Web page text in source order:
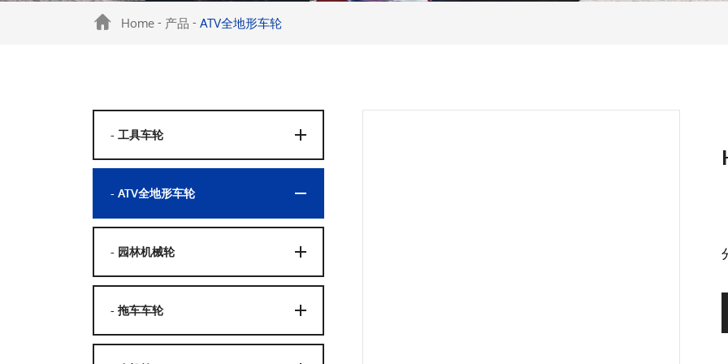
Home - 产品 - ATV全地形车轮
- 工具车轮
- ATV全地形车轮
- 园林机械轮
- 拖车车轮